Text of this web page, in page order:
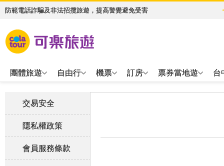
防範電話詐騙及非法招攬旅遊，提高警覺避免受害
團體旅遊 自由行 機票 訂房 票券當地遊 台
交易安全
隱私權政策
會員服務條款